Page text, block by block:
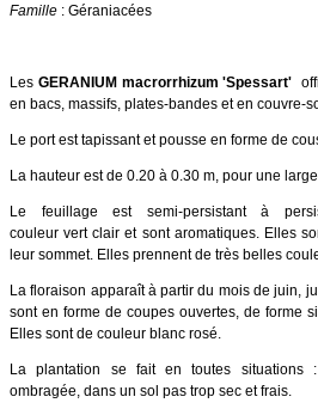
Famille : Géraniacées
Les GERANIUM macrorrhizum 'Spessart'
en bacs, massifs, plates-bandes et en couvre-
Le port est tapissant et pousse en forme de
La hauteur est de 0.20 à 0.30 m, pour une
Le feuillage est semi-persistant à
couleur vert clair et sont aromatiques. Elles
leur sommet. Elles prennent de très belles
La floraison apparaît à partir du mois de juin,
sont en forme de coupes ouvertes, de forme
Elles sont de couleur blanc rosé.
La plantation se fait en toutes
ombragée, dans un sol pas trop sec et frais.